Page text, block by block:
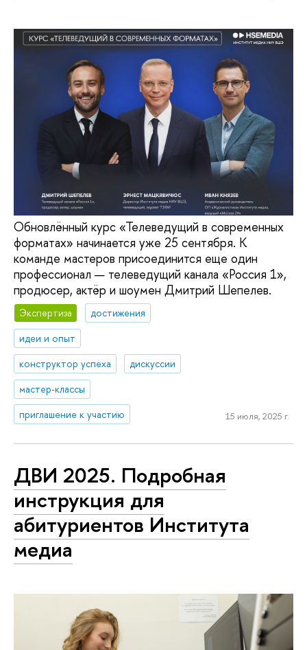
Обновлённый курс «Телеведущий в современных
форматах» начинается уже 25 сентября. К
команде мастеров присоединится еще один
профессионал — телеведущий канала «Россия 1»,
продюсер, актёр и шоумен Дмитрий Шепелев.
Экспертиза
достижения
идеи и опыт
конструктор успеха
дискуссии
мастер-классы
приглашение к участию
15 июля, 2025 г.
ДВИ 2025. Подробная
инструкция для
абитуриентов Института
медиа